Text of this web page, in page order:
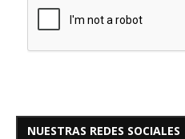
NUESTRAS REDES SOCIALES